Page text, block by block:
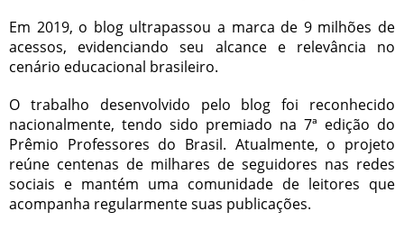
Em 2019, o blog ultrapassou a marca de 9 milhões de
acessos, evidenciando seu alcance e relevância no
cenário educacional brasileiro.
O trabalho desenvolvido pelo blog foi reconhecido
nacionalmente, tendo sido premiado na 7ª edição do
Prêmio Professores do Brasil. Atualmente, o projeto
reúne centenas de milhares de seguidores nas redes
sociais e mantém uma comunidade de leitores que
acompanha regularmente suas publicações.